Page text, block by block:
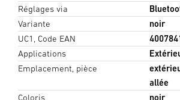
Réglages via
Variante
noir
UC1, Code EAN
Applications
Emplacement, pièce
allée
Coloris
noir